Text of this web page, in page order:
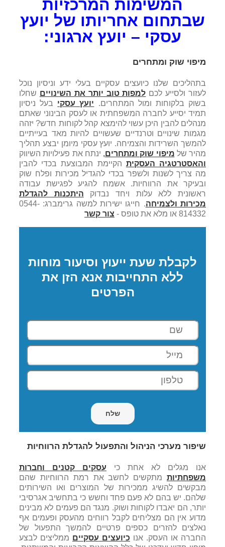
המשימות המרכזיות
שבתחום אחריותו של יועץ
עסקי – יועץ ארגוני:
מיפוי שוק ומתחרים
בתהליכים שלנו כיועצים עסקיים בעלי ידע וניסיון נוכל
לעזור ולסייע לכם למפות טוב יותר את השינויים שחלו
בשוק בלקוחות ומול המתחרים. יועץ עסקי בעל ניסיון
תמיד יסייע לחברה המשפחתית או לעסק הבינוני שאתם
מנהלים להבין היכן עשוי להימצא קהל לקוחות חדש? יזהה
מגמות שינויים וטרנדיים שעשויים להיות מאד בעייתיים
להמשך השרידות והצמיחה. יועץ עסקי מיומן יבצע תהליך
מהיר של מיפוי שוק ומתחרים, ינתח את פעילויות השיווק
והאסטרטגיה העסקית הקיימת המבוצעת בכדי להבין
מה צריך לשנות ולשפר בכדי להגדיל מכירות ופלח שוק
ובעיקר את הרווחיות. אשמח להגיע לפגישת עבודה
ראשונית ללא עלות ויחד נבדוק היתכנות להגדלת
מכירות ולצמיחה
. חייגו ישירות למשה גרימברג: 0544-
814332 או מלא את טופס -
צור קשר
לקבלת שעת ייעוץ וסיעור מוחות
ללא התחייבות אנא הזן את
הפרטים
שיפור מערכי הניהול והתפעול להגדלת הרווחיות
אנו מגלים לא אחת כי עסקים קטנים וחברות
משפחתיות מתקשים לחשב את רמת הרווחיות שהם
מבקשים להשיג ממכירות של המוצרים ואו השירותים
שלהם. יש בהם לא פעם פחד וחשש כי בתחשיב אגרסיבי
יותר, הם יאבדו לקוחות ושוק. מנגד הם פעמים לא מבינים
מדוע אין הם מצליחים לקבל רווחים מהעסק ופעמים אף
נאלצים להזרים כספים פרטיים להמשך התפעול של
החברה או העסק. אנו כיועצים עסקיים ממליצים לבצע